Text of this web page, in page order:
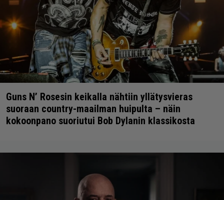
Guns N’ Rosesin keikalla nähtiin yllätysvieras
suoraan country-maailman huipulta – näin
kokoonpano suoriutui Bob Dylanin klassikosta